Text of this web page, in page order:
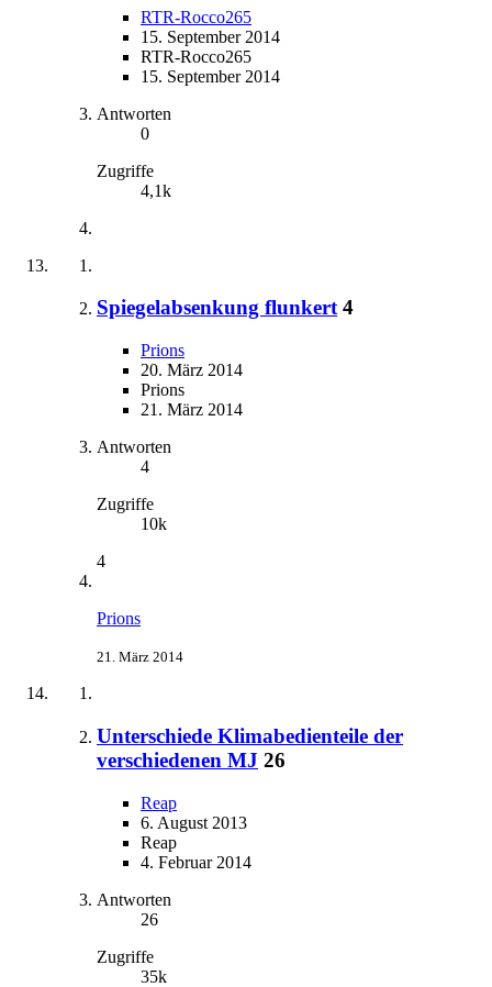
RTR-Rocco265
15. September 2014
RTR-Rocco265
15. September 2014
Antworten
0
Zugriffe
4,1k
Spiegelabsenkung flunkert 4
Prions
20. März 2014
Prions
21. März 2014
Antworten
4
Zugriffe
10k
4
Prions
21. März 2014
Unterschiede Klimabedienteile der
verschiedenen MJ 26
Reap
6. August 2013
Reap
4. Februar 2014
Antworten
26
Zugriffe
35k